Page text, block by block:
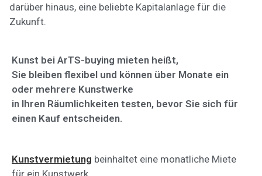
darüber hinaus, eine beliebte Kapitalanlage für die
Zukunft.
Kunst bei ArTS-buying mieten heißt,
Sie bleiben flexibel und können über Monate ein
oder mehrere Kunstwerke
in Ihren Räumlichkeiten testen, bevor Sie sich für
einen Kauf entscheiden.
Kunstvermietung beinhaltet eine monatliche Miete